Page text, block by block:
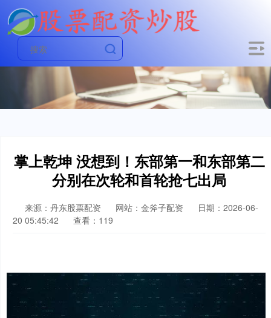
掌上乾坤 没想到！东部第一和东部第二
分别在次轮和首轮抢七出局
来源：丹东股票配资 网站：金斧子配资
日期：2026-06-
20 05:45:42
查看：119